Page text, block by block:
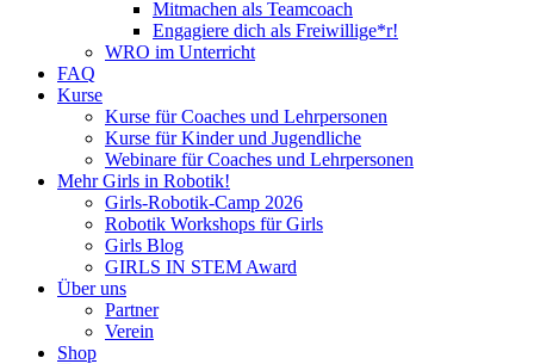
Mitmachen als Teamcoach
Engagiere dich als Freiwillige*r!
WRO im Unterricht
FAQ
Kurse
Kurse für Coaches und Lehrpersonen
Kurse für Kinder und Jugendliche
Webinare für Coaches und Lehrpersonen
Mehr Girls in Robotik!
Girls-Robotik-Camp 2026
Robotik Workshops für Girls
Girls Blog
GIRLS IN STEM Award
Über uns
Partner
Verein
Shop